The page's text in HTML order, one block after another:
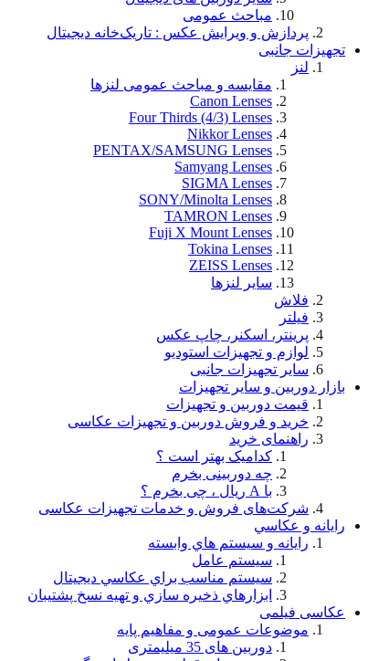
مباحث عمومی
پردازش و ویرایش عکس : تاریک‌خانه دیجیتال
تجهيزات جانبی
لنز
مقایسه و مباحث عمومی لنزها
Canon Lenses
Four Thirds (4/3) Lenses
Nikkor Lenses
PENTAX/SAMSUNG Lenses
Samyang Lenses
SIGMA Lenses
SONY/Minolta Lenses
TAMRON Lenses
Fuji X Mount Lenses
Tokina Lenses
ZEISS Lenses
سایر لنزها
فلاش
فيلتر
پرینتر، اسکنر، چاپ عکس
لوازم و تجهيزات استودیو
سایر تجهیزات جانبی
بازار دوربین و سایر تجهیزات
قیمت دوربین و تجهیزات
خرید و فروش دوربین و تجهیزات عکاسی
راهنمای خرید
کدامیک بهتر است ؟
چه دوربینی بخرم
با A ریال ، چی بخرم ؟
شركت‌های فروش و خدمات تجهيزات عكاسی
رايانه و عكاسي
رايانه و سيستم هاي وابسته
سيستم عامل
سيستم مناسب براي عكاسي ديجيتال
ابزارهاي ذخيره سازي و تهيه نسخ پشتيبان
عکاسی فیلمی
موضوعات عمومی و مفاهيم پايه
دوربین های 35 میلیمتری